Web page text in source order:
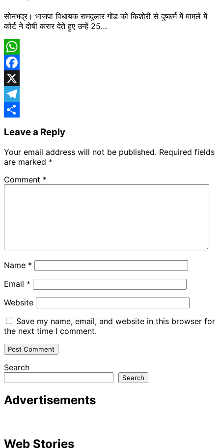
सोनभद्र। भाजपा विधायक रामदुलार गोंड को किशोरी से दुष्कर्म में मामले में
कोर्ट ने दोषी करार देते हुए उन्हें 25…
WhatsApp
Facebook
X
Telegram
Leave a Reply
Your email address will not be published. Required fields
are marked *
Comment *
Name *
Email *
Website
Save my name, email, and website in this browser for
the next time I comment.
Search
Search
Advertisements
Web Stories